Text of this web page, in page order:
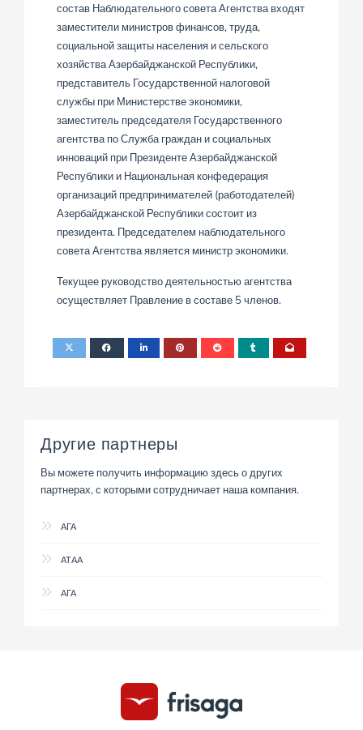
состав Наблюдательного совета Агентства входят
заместители министров финансов, труда,
социальной защиты населения и сельского
хозяйства Азербайджанской Республики,
представитель Государственной налоговой
службы при Министерстве экономики,
заместитель председателя Государственного
агентства по Служба граждан и социальных
инноваций при Президенте Азербайджанской
Республики и Национальная конфедерация
организаций предпринимателей (работодателей)
Азербайджанской Республики состоит из
президента. Председателем наблюдательного
совета Агентства является министр экономики.
Текущее руководство деятельностью агентства
осуществляет Правление в составе 5 членов.
Другие партнеры
Вы можете получить информацию здесь о других
партнерах, с которыми сотрудничает наша компания.
АГА
АТАА
АГА